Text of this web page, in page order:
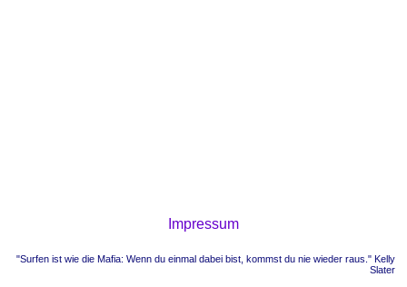
Impressum
"Surfen ist wie die Mafia: Wenn du einmal dabei bist, kommst du nie wieder raus." Kelly
Slater